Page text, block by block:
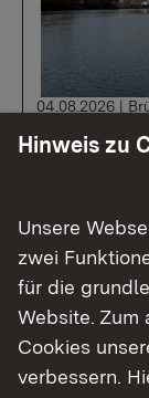
Runder
04.08.2026 |
weiterer
Zur
Hinweis zu
Unsere
zwei
für die
Website. Zum
Cookies
verbessern.